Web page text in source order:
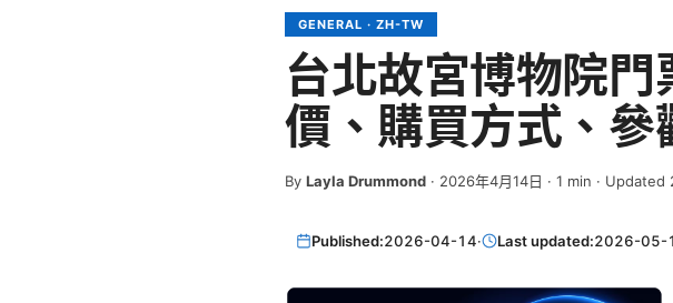
GENERAL · ZH-TW
台北故宮博物院
價、購買方式、參
By Layla Drummond · 2026年4月14日 · 1 min · Updated
Published:2026-04-14· Last updated:2026-05-